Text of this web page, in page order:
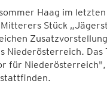
Haag im
Stück
für Niederösterreich",